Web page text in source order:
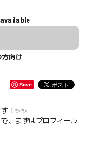
方向け
Save
！✨✨
、まずはプロフィール